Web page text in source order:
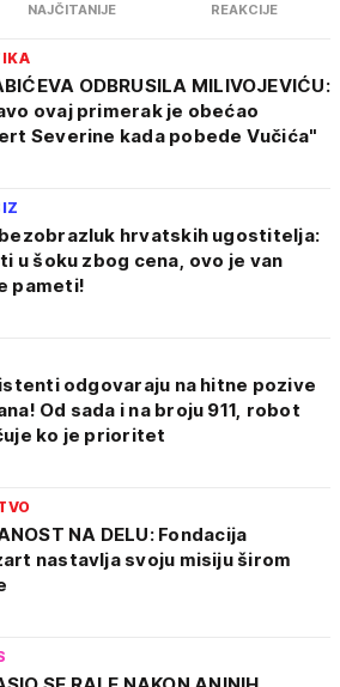
NAJČITANIJE REAKCIJE
ODBRUSILA MILIVOJEVIĆU:
ovaj primerak je obećao
Severine kada pobede Vučića"
hrvatskih ugostitelja:
u šoku zbog cena, ovo je van
pameti!
odgovaraju na hitne pozive
Od sada i na broju 911, robot
ko je prioritet
NA DELU: Fondacija
nastavlja svoju misiju širom